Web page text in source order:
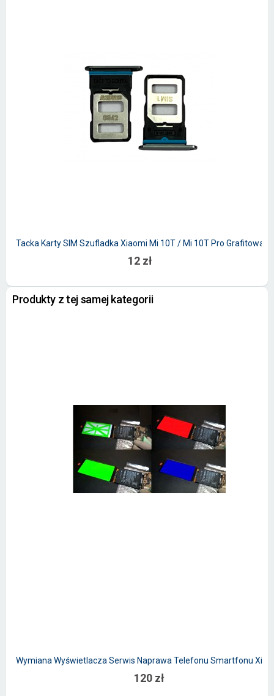
Tacka Karty SIM Szufladka Xiaomi Mi 10T / Mi 10T Pro Grafitowa
12 zł
Produkty z tej samej kategorii
Wymiana Wyświetlacza Serwis Naprawa Telefonu Smartfonu
120 zł